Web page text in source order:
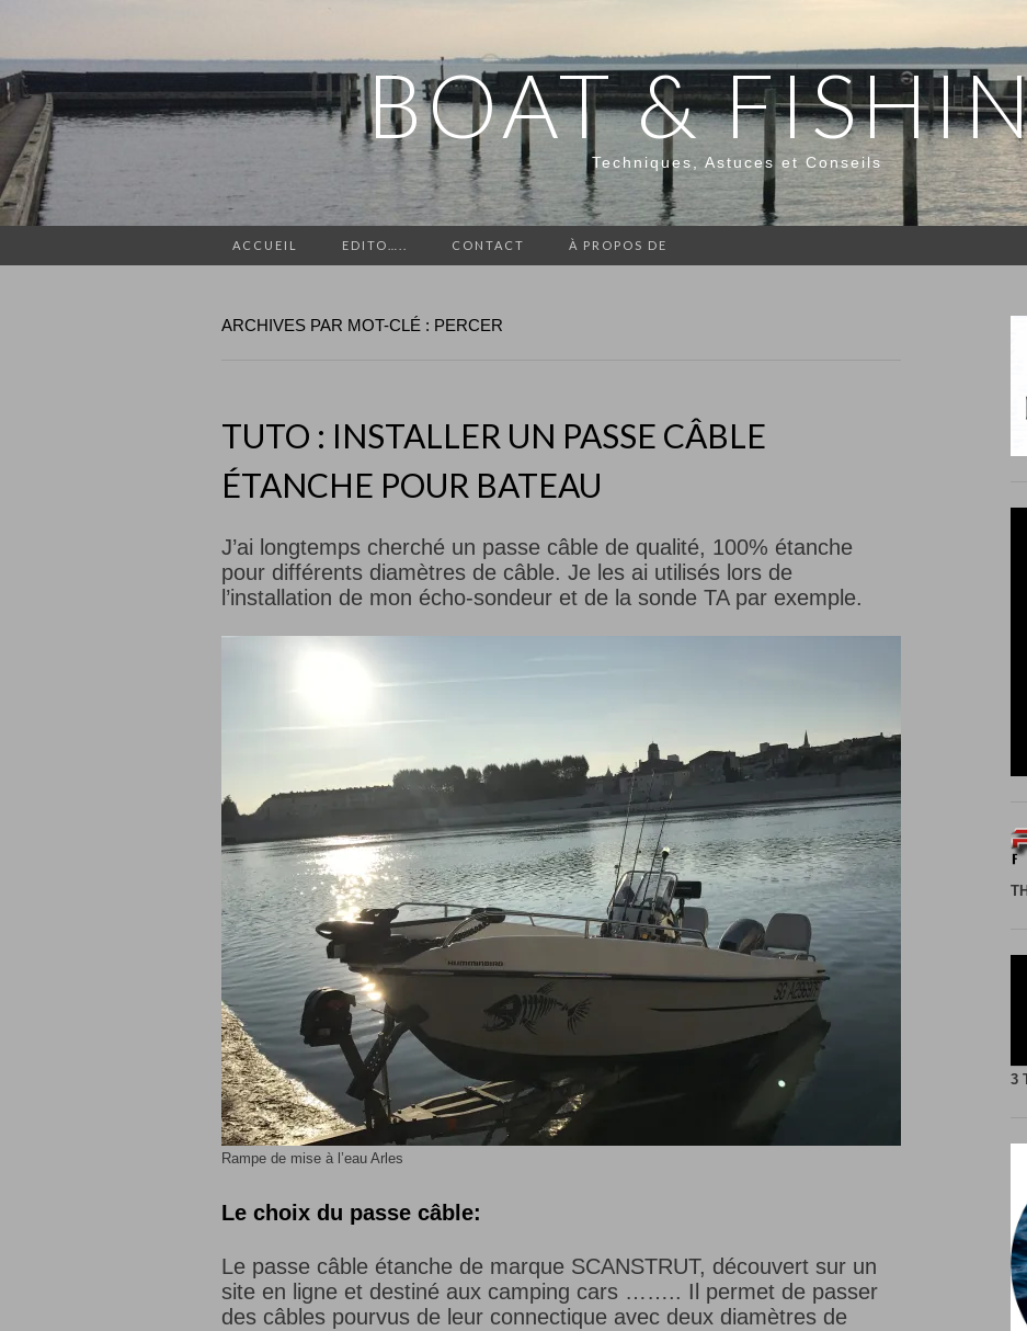
BOAT &
Techniques, Astuces et Conseils
ACCUEIL EDITO….. CONTACT À PROPOS DE
ARCHIVES PAR MOT-CLÉ : PERCER
TUTO : INSTALLER UN PASSE CÂBLE
ÉTANCHE POUR BATEAU
J’ai longtemps cherché un passe câble de qualité, 100% étanche
pour différents diamètres de câble. Je les ai utilisés lors de
l’installation de mon écho-sondeur et de la sonde TA par exemple.
Rampe de mise à l’eau Arles
Le choix du passe câble:
Le passe câble étanche de marque SCANSTRUT, découvert sur un
site en ligne et destiné aux camping cars …….. Il permet de passer
des câbles pourvus de leur connectique avec deux diamètres de
3